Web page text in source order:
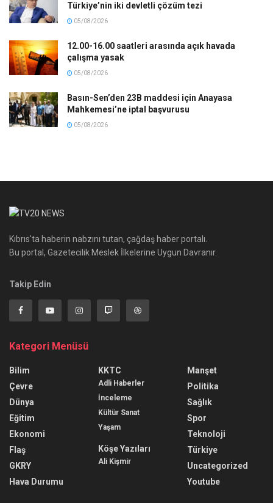
Türkiye’nin iki devletli çözüm tezi
05/08/2026
12.00-16.00 saatleri arasında açık havada
çalışma yasak
05/08/2026
Basın-Sen’den 23B maddesi için Anayasa
Mahkemesi’ne iptal başvurusu
05/08/2026
Kıbrıs'ta haberin nabzını tutan, çağdaş haber portalı.
Bu portal, Gazetecilik Meslek İlkelerine Uygun Davranır.
Takip Edin
Kategori Menüsü
Bilim
Çevre
Dünya
Eğitim
Ekonomi
Flaş
GKRY
Hava Durumu
KKTC
Adli Haberler
İnceleme
Kültür Sanat
Yaşam
Köşe Yazıları
Ali Kişmir
Manşet
Politika
Sağlık
Spor
Teknoloji
Türkiye
Uncategorized
Youtube